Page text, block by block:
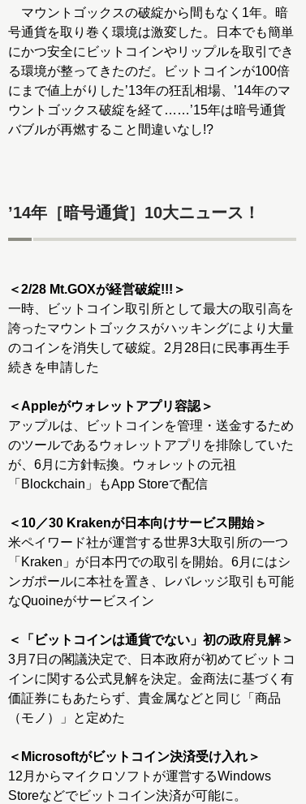
マウントゴックスの破綻から間もなく1年。暗
号通貨を取り巻く環境は激変した。日本でも簡単
にかつ安全にビットコインやリップルを取引でき
る環境が整ってきたのだ。ビットコインが100倍
にまで値上がりした’13年の狂乱相場、’14年のマ
ウントゴックス破綻を経て……’15年は暗号通貨
バブルが再燃すること間違いなし!?
’14年［暗号通貨］10大ニュース！
＜2/28 Mt.GOXが経営破綻!!!＞
一時、ビットコイン取引所として最大の取引高を
誇ったマウントゴックスがハッキングにより大量
のコインを消失して破綻。2月28日に民事再生手
続きを申請した
＜Appleがウォレットアプリ容認＞
アップルは、ビットコインを管理・送金するため
のツールであるウォレットアプリを排除していた
が、6月に方針転換。ウォレットの元祖
「Blockchain」もApp Storeで配信
＜10／30 Krakenが日本向けサービス開始＞
米ペイワード社が運営する世界3大取引所の一つ
「Kraken」が日本円での取引を開始。6月にはシ
ンガポールに本社を置き、レバレッジ取引も可能
なQuoineがサービスイン
＜「ビットコインは通貨でない」初の政府見解＞
3月7日の閣議決定で、日本政府が初めてビットコ
インに関する公式見解を決定。金商法に基づく有
価証券にもあたらず、貴金属などと同じ「商品
（モノ）」と定めた
＜Microsoftがビットコイン決済受け入れ＞
12月からマイクロソフトが運営するWindows
Storeなどでビットコイン決済が可能に。